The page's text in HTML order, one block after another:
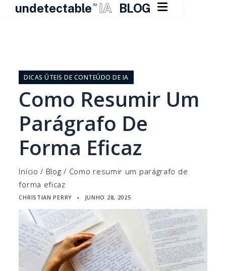
undetectable TM IA BLOG 
conteúdo
DICAS ÚTEIS DE CONTEÚDO DE IA
Como Resumir Um
Parágrafo De
Forma Eficaz
Início / Blog / Como resumir um parágrafo de
forma eficaz
CHRISTIAN PERRY ▪ JUNHO 28, 2025